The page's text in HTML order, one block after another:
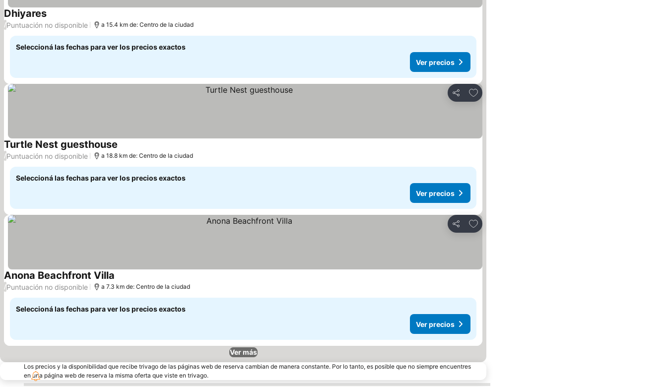
Dhiyares
/Puntuación no disponible a 15.4 km de: Centro de la ciudad
Seleccioná las fechas para ver los precios exactos
Ver precios
Compartir
Añadir a favoritos
Turtle Nest guesthouse
/Puntuación no disponible a 18.8 km de: Centro de la ciudad
Seleccioná las fechas para ver los precios exactos
Ver precios
Compartir
Añadir a favoritos
Anona Beachfront Villa
/Puntuación no disponible a 7.3 km de: Centro de la ciudad
Seleccioná las fechas para ver los precios exactos
Ver precios
Ver más
Los precios y la disponibilidad que recibe trivago de las páginas web de reserva cambian de manera constante. Por lo tanto, es posible que no siempre encuentres
en una página web de reserva la misma oferta que viste en trivago.